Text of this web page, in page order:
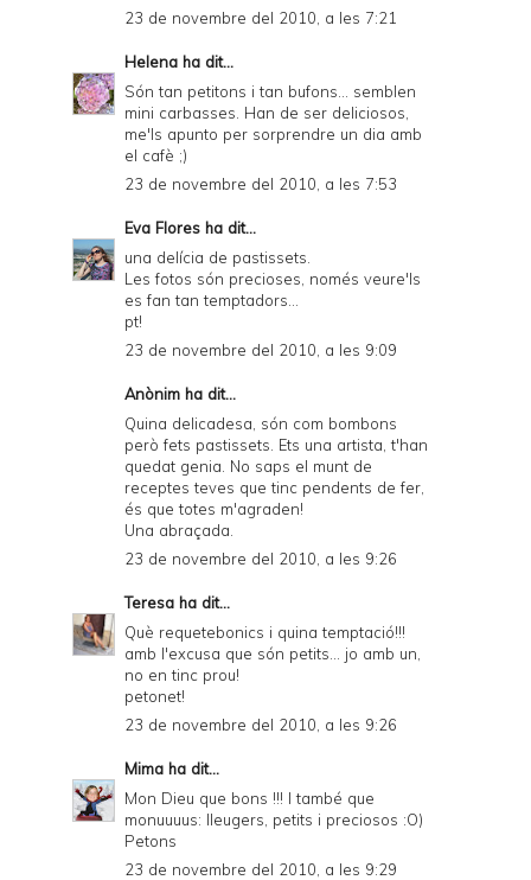
23 de novembre del 2010, a les 7:21
Helena ha dit...
Són tan petitons i tan bufons... semblen
mini carbasses. Han de ser deliciosos,
me'ls apunto per sorprendre un dia amb
el cafè ;)
23 de novembre del 2010, a les 7:53
Eva Flores ha dit...
una delícia de pastissets.
Les fotos són precioses, només veure'ls
es fan tan temptadors...
pt!
23 de novembre del 2010, a les 9:09
Anònim ha dit...
Quina delicadesa, són com bombons
però fets pastissets. Ets una artista, t'han
quedat genia. No saps el munt de
receptes teves que tinc pendents de fer,
és que totes m'agraden!
Una abraçada.
23 de novembre del 2010, a les 9:26
Teresa ha dit...
Què requetebonics i quina temptació!!!
amb l'excusa que són petits... jo amb un,
no en tinc prou!
petonet!
23 de novembre del 2010, a les 9:26
Mima ha dit...
Mon Dieu que bons !!! I també que
monuuuus: lleugers, petits i preciosos :O)
Petons
23 de novembre del 2010, a les 9:29